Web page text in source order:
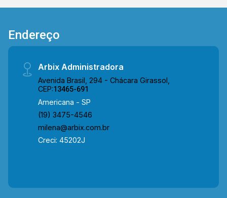
Endereço
Arbix Administradora
Avenida Brasil, 294 - Chácara Girassol,
CEP:13465-691
Americana - SP
(19) 3475-4546
milena@arbix.com.br
Creci: 45202J